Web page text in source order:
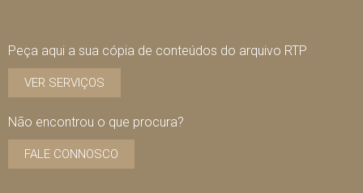
Peça aqui a sua cópia de conteúdos do arquivo RTP
VER SERVIÇOS
Não encontrou o que procura?
FALE CONNOSCO